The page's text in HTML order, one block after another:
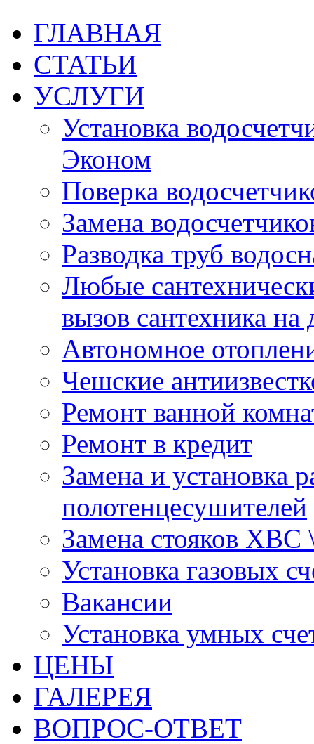
ГЛАВНАЯ
СТАТЬИ
УСЛУГИ
Установка
Эконом
Поверка
Замена
Разводка труб
Любые
вызов сантехника на
Автономное
Чешские
Ремонт ванной
Ремонт в кредит
Замена и установка
полотенцесушителей
Замена стояков
Установка газовых
Вакансии
Установка умных
ЦЕНЫ
ГАЛЕРЕЯ
ВОПРОС-ОТВЕТ